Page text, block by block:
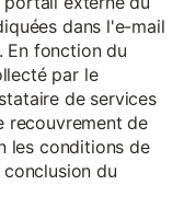
dans l'e-mail
En fonction du
par le
de services
recouvrement de
les conditions de
du